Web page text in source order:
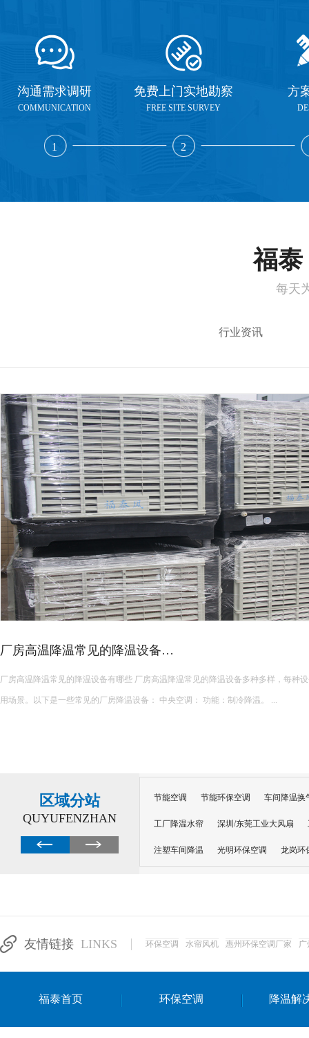
沟通需求调研
COMMUNICATION
1
免费上门实地勘察
FREE SITE SURVEY
2
方
福泰
每天
行业资讯
2024-11
21
2024-11
20
12
皮革车间降温措施有哪些？
皮革车间使用蒸发冷空调的降温措施及相关要点如下： 设备选型 根据面积：如果车间面积较小，如
米以下，可选择单台小型蒸发冷空调。若车间面
区域分站
QUYUFENZHAN
节能空调 节能环保空调 车间降温换
工厂降温水帘 深圳/东莞工业大风扇
注塑车间降温 光明环保空调 龙岗环
达州工业省电安装
友情链接 LINKS 环保空调 水帘风机 惠州环保空调厂家 广
福泰首页 环保空调 降温解